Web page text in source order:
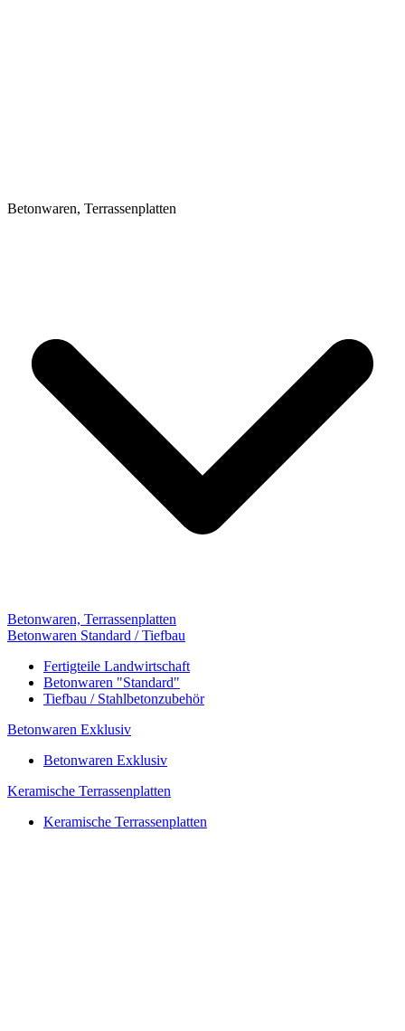
Betonwaren, Terrassenplatten
Betonwaren, Terrassenplatten
Betonwaren Standard / Tiefbau
Fertigteile Landwirtschaft
Betonwaren "Standard"
Tiefbau / Stahlbetonzubehör
Betonwaren Exklusiv
Betonwaren Exklusiv
Keramische Terrassenplatten
Keramische Terrassenplatten